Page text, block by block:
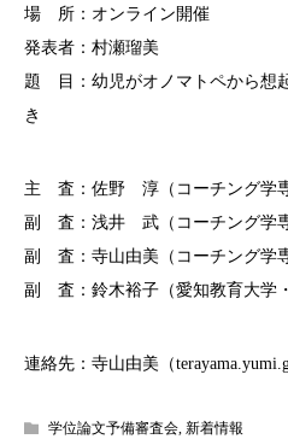
場 所：オンライン開催
発表者：村瀬瑠美
題 目：幼児がオノマトペから想
き
主 査：佐野 淳（コーチング学専
副 査：浅井 武（コーチング学専
副 査：寺山由美（コーチング学
副 査：鈴木裕子（愛知教育大学
連絡先：寺山由美（
学位論文予備審査会, 新着情報